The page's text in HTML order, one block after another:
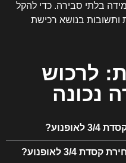
בלתי סבירה. כדי להקל
ותשובות בנושא רכישת
לרכוש
4 לאופנוע?